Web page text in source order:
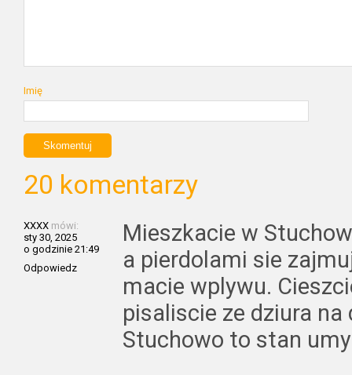
Imię
20 komentarzy
XXXX mówi:
sty 30, 2025
o godzinie 21:49
Odpowiedz
Mieszkacie w
a pierdolami sie
macie wplywu.
pisaliscie ze dziura na
Stuchowo to stan